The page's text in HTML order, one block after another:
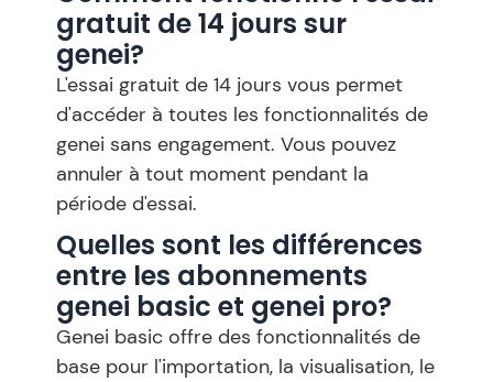
gratuit de 14 jours sur
genei?
L'essai gratuit de 14 jours vous permet
d'accéder à toutes les fonctionnalités de
genei sans engagement. Vous pouvez
annuler à tout moment pendant la
période d'essai.
Quelles sont les différences
entre les abonnements
genei basic et genei pro?
Genei basic offre des fonctionnalités de
base pour l'importation, la visualisation, le